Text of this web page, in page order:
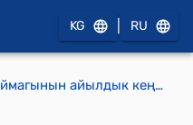
KG RU
Беш-Таш айыл аймагынын айылдык кеңешинин 2024-жылдын 2-августундагы № 46 "Жерлерди бир категориядан башкасына которуунун же бир түрүнөн башкасына которуу (трансформациялоо) жөнүндө" токтому